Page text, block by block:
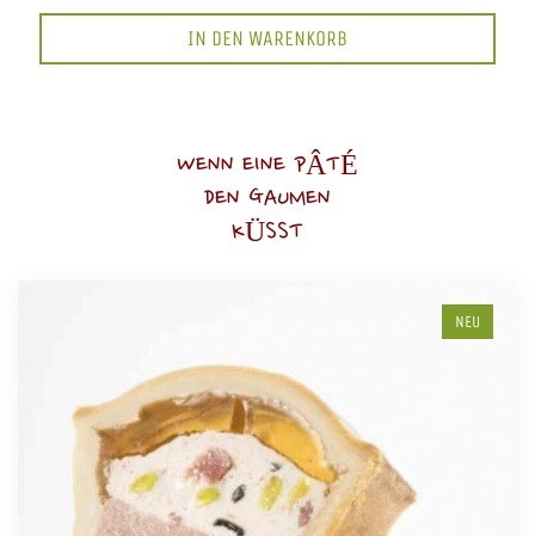
IN DEN WARENKORB
WENN EINE PÂTÉ
DEN GAUMEN
KÜSST
NEU